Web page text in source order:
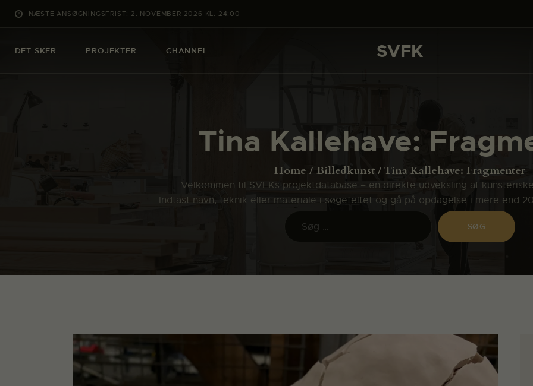
NÆSTE ANSØGNINGSFRIST: 2. NOVEMBER 2026 KL. 24:00
DET SKER PROJEKTER CHANNEL SVFK
Tina Kallehave:
Home Billedkunst Tina Kallehave: Fragmenter
Velkommen til SVFKs projektdatabase – en direkte udveksling af
Indtast navn, teknik eller materiale i søgefeltet og gå på opdagelse i mere end
SVFK
PROJEKTER
CHANNEL
OM SVFK
ENGLISH